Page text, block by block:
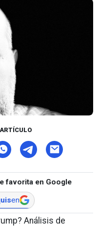
favorita en Google
en
Análisis de